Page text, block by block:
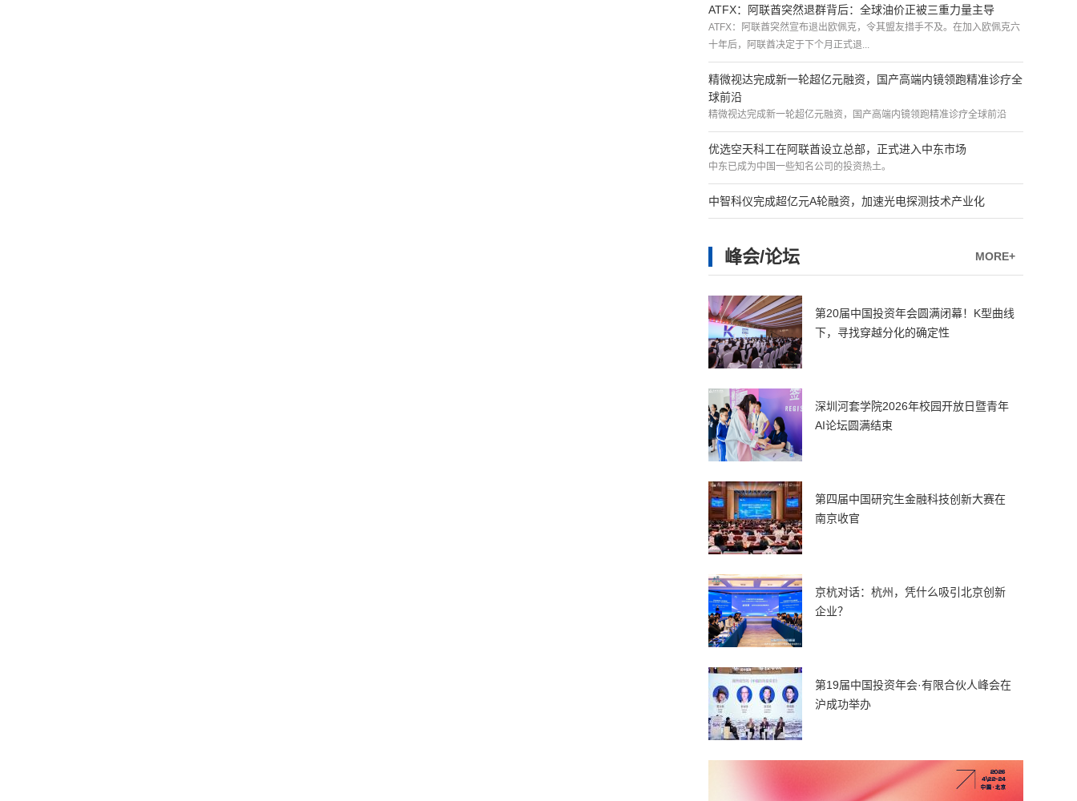
ATFX：阿联酋突然退群背后：全球油价正被三重力量主导
ATFX：阿联酋突然宣布退出欧佩克，令其盟友措手不及。在加入欧佩克六
十年后，阿联酋决定于下个月正式退...
精微视达完成新一轮超亿元融资，国产高端内镜领跑精准诊疗全
球前沿
精微视达完成新一轮超亿元融资，国产高端内镜领跑精准诊疗全球前沿
优选空天科工在阿联酋设立总部，正式进入中东市场
中东已成为中国一些知名公司的投资热土。
中智科仪完成超亿元A轮融资，加速光电探测技术产业化
MORE+
峰会/论坛
第20届中国投资年会圆满闭幕！K型曲线
下，寻找穿越分化的确定性
深圳河套学院2026年校园开放日暨青年
AI论坛圆满结束
第四届中国研究生金融科技创新大赛在
南京收官
京杭对话：杭州，凭什么吸引北京创新
企业？
第19届中国投资年会·有限合伙人峰会在
沪成功举办